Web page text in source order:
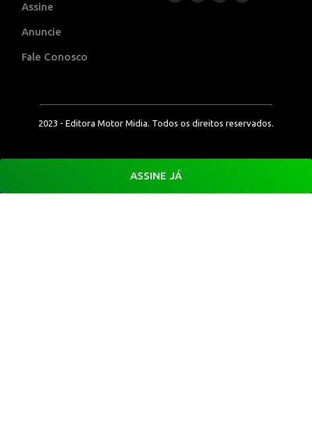
Assine
Anuncie
Fale Conosco
2023 - Editora Motor Midia. Todos os direitos reservados.
ASSINE JÁ